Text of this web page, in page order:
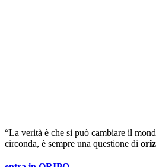
“La verità è che si può cambiare il
circonda, è sempre una questione di